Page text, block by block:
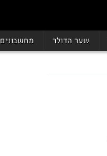
שער הדולר מחשבונים